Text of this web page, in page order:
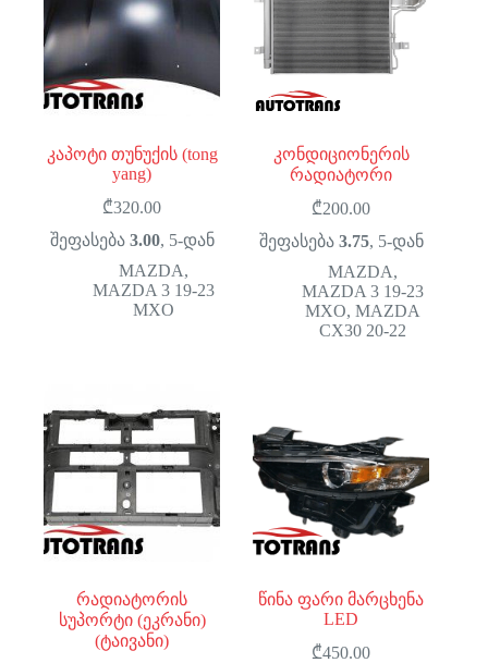
კაპოტი თუნუქის (tong
yang)
₾320.00
შეფასება 3.00, 5-დან
MAZDA,
MAZDA 3 19-23
MXO
კონდიციონერის
რადიატორი
₾200.00
შეფასება 3.75, 5-დან
MAZDA,
MAZDA 3 19-23
MXO,MAZDA
CX30 20-22
რადიატორის
სუპორტი (ეკრანი)
(ტაივანი)
წინა ფარი მარცხენა
LED
₾450.00